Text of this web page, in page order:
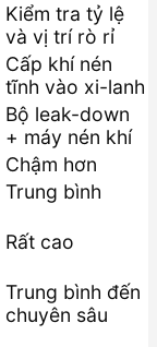
Kiểm tra tỷ lệ
và vị trí rò rỉ
Cấp khí nén
tĩnh vào xi-lanh
Bộ leak-down
+ máy nén khí
Chậm hơn
Trung bình
Rất cao
Trung bình đến
chuyên sâu